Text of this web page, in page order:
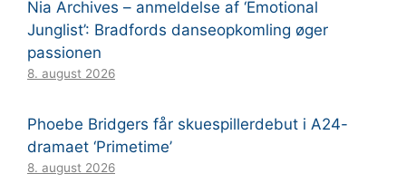
Nia Archives – anmeldelse af ‘Emotional
Junglist’: Bradfords danseopkomling øger
passionen
8. august 2026
Phoebe Bridgers får skuespillerdebut i A24-
dramaet ‘Primetime’
8. august 2026